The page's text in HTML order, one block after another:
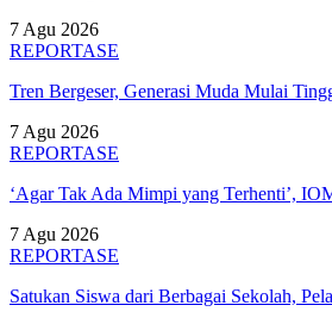
7 Agu 2026
REPORTASE
Tren Bergeser, Generasi Muda Mulai
7 Agu 2026
REPORTASE
‘Agar Tak Ada Mimpi yang Terhenti’,
7 Agu 2026
REPORTASE
Satukan Siswa dari Berbagai Sekolah,